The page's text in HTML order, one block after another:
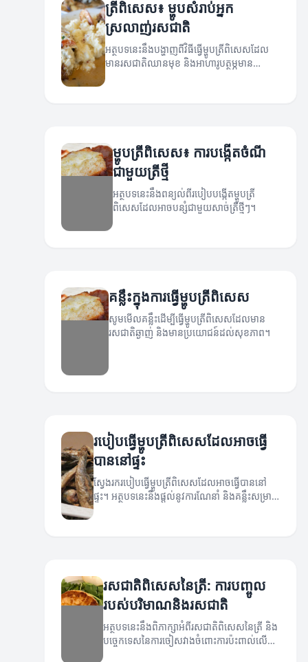
ត្រីពិសេស៖ ម្ហូបសំរាប់អ្នក
ស្រលាញ់រសជាតិ
អត្ថបទនេះនឹងបង្ហាញពីវិធីធ្វើម្ហូបត្រីពិសេសដែល
មានរសជាតិឈានមុខ និងអាហារូបត្ថម្ភមាន
ប្រយោជន៍។
ម្ហូបត្រីពិសេស៖ ការបង្កើតចំណី
ជាមួយត្រីថ្មី
អត្ថបទនេះនឹងពន្យល់ពីរបៀបបង្កើតម្ហូបត្រី
ពិសេសដែលអាចបន្សំជាមួយសាច់ត្រីថ្មីៗ។
គន្លឹះក្នុងការធ្វើម្ហូបត្រីពិសេស
សូមមើលគន្លឹះដើម្បីធ្វើម្ហូបត្រីពិសេសដែលមាន
រសជាតិឆ្ងាញ់ និងមានប្រយោជន៍ដល់សុខភាព។
របៀបធ្វើម្ហូបត្រីពិសេសដែលអាចធ្វើ
បាននៅផ្ទះ
ស្វែងរករបៀបធ្វើម្ហូបត្រីពិសេសដែលអាចធ្វើបាននៅ
ផ្ទះ។ អត្ថបទនេះនឹងផ្តល់នូវការណែនាំ និងគន្លឹះសម្រាប់
រសជាតិពិសេសនៃត្រី: ការបញ្ចូល
របស់បរិមាណនិងរសជាតិ
អត្ថបទនេះនឹងពិភាក្សាអំពីរសជាតិពិសេសនៃត្រី និង
បច្ចេកទេសនៃការចៀសវាងចំពោះការប៉ះពាល់លើ
រសជាតិ។